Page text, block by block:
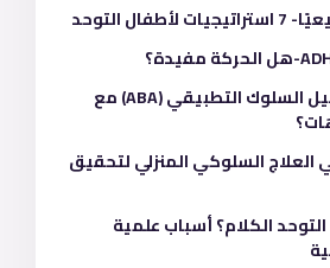
التوحد
كيفية تطبيق تحليل السلوك التطبيقي (ABA) مع
العلاج السلوكي المنزلي لتحقيق
الكلام؟ أسباب علمية